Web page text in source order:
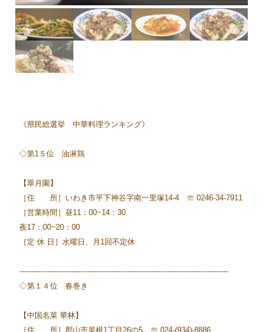
《県民総選挙 中華料理ランキング》
◇第1５位 油淋鶏
【翠月園】
［住 所］いわき市平下神谷字南一里塚14-4 ☏ 0246-34-7911
［営業時間］昼11：00~14：30
夜17：00~20：00
［定 休 日］水曜日、月1回不定休
-----------------------------------------------------------------------------------------
◇第１４位 春巻き
【中国名菜 華林】
［住 所］郡山市菜根1丁目26の5 ☏ 024-(934)-8886